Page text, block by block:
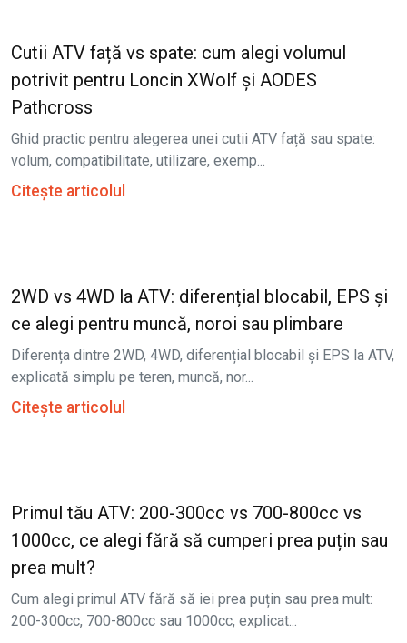
Cutii ATV față vs spate: cum alegi volumul
potrivit pentru Loncin XWolf și AODES
Pathcross
Ghid practic pentru alegerea unei cutii ATV față sau spate:
volum, compatibilitate, utilizare, exemp...
Citește articolul
2WD vs 4WD la ATV: diferențial blocabil, EPS și
ce alegi pentru muncă, noroi sau plimbare
Diferența dintre 2WD, 4WD, diferențial blocabil și EPS la ATV,
explicată simplu pe teren, muncă, nor...
Citește articolul
Primul tău ATV: 200-300cc vs 700-800cc vs
1000cc, ce alegi fără să cumperi prea puțin sau
prea mult?
Cum alegi primul ATV fără să iei prea puțin sau prea mult:
200-300cc, 700-800cc sau 1000cc, explicat...